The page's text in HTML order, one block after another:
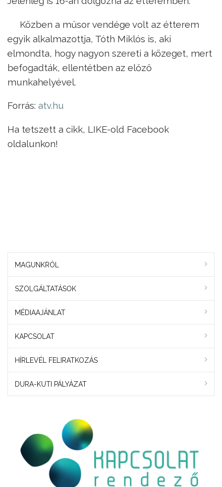
Közben a műsor vendége volt az étterem
egyik alkalmazottja, Tóth Miklós is, aki
elmondta, hogy nagyon szereti a közeget, mert
befogadták, ellentétben az előző
munkahelyével.
Forrás: atv.hu
Ha tetszett a cikk, LIKE-old Facebook
oldalunkon!
MAGUNKRÓL
SZOLGÁLTATÁSOK
MÉDIAAJÁNLAT
KAPCSOLAT
HÍRLEVÉL FELIRATKOZÁS
DURA-KUTI PÁLYÁZAT